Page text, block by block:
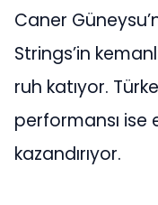
Caner
Strings’in
ruh katıyor.
performansı ise
kazandırıyor.